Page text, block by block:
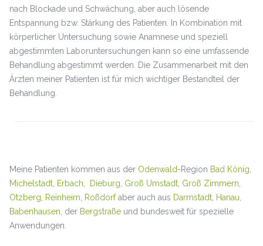
nach Blockade und Schwächung, aber auch lösende
Entspannung bzw. Stärkung des Patienten. In Kombination mit
körperlicher Untersuchung sowie Anamnese und speziell
abgestimmten Laboruntersuchungen kann so eine umfassende
Behandlung abgestimmt werden. Die Zusammenarbeit mit den
Ärzten meiner Patienten ist für mich wichtiger Bestandteil der
Behandlung.
Meine Patienten kommen aus der Odenwald-Region Bad König
Michelstadt, Erbach Dieburg Groß Umstadt, Groß Zimmern
Otzberg
Reinheim Roßdorfaber auch aus Darmstadt, Hanau
Babenhausen , der Bergstraßeund bundesweit für spezielle
Anwendungen.